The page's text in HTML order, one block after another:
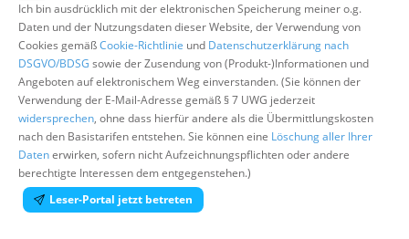
Ich bin ausdrücklich mit der elektronischen Speicherung meiner o.g.
Daten und der Nutzungsdaten dieser Website, der Verwendung von
Cookies gemäßCookie-Richtlinie und Datenschutzerklärung nach
DSGVO/BDSG sowie der Zusendung von (Produkt-)Informationen und
Angeboten auf elektronischem Weg einverstanden. (Sie können der
Verwendung der E-Mail-Adresse gemäß § 7 UWG jederzeit
widersprechen, ohne dass hierfür andere als die Übermittlungskosten
nach den Basistarifen entstehen. Sie können eine Löschung aller Ihrer
Datenerwirken, sofern nicht Aufzeichnungspflichten oder andere
berechtigte Interessen dem entgegenstehen.)
Leser-Portal jetzt betreten